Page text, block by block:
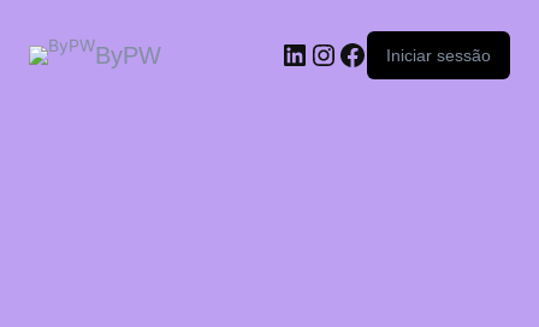
ByPW Iniciar sessão